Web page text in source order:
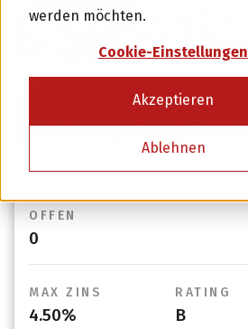
werden möchten.
Cookie-Einstellungen
Akzeptieren
Ablehnen
BETRAG
OFFEN
0
MAX ZINS
4.50%
RATING
B